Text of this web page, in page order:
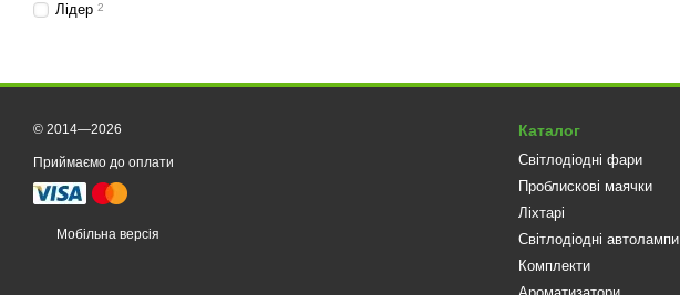
Лідер 2
© 2014—2026
Приймаємо до оплати
Мобільна версія
Каталог
Світлодіодні фари
Проблискові маячки
Ліхтарі
Світлодіодні автолампи
Комплекти